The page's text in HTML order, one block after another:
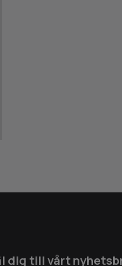
dig till vårt